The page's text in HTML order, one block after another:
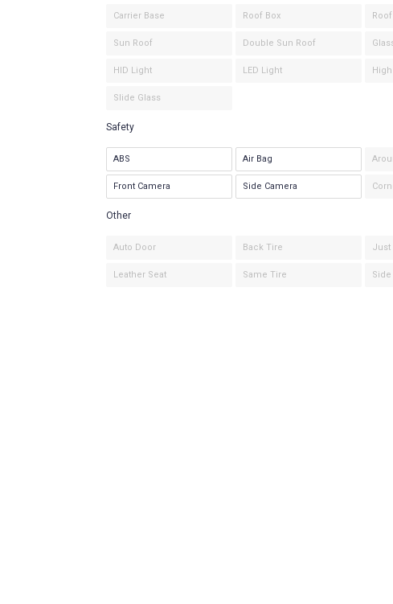
Carrier Base Roof Box
Sun Roof Double Sun Roof
HID Light LED Light
Slide Glass
Safety
ABS Air Bag
Front Camera Side Camera
Other
Auto Door Back Tire Just
Leather Seat Same Tire